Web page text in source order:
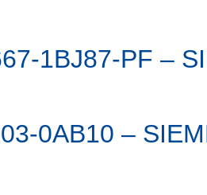
1BJ87-PF –
0AB10 –